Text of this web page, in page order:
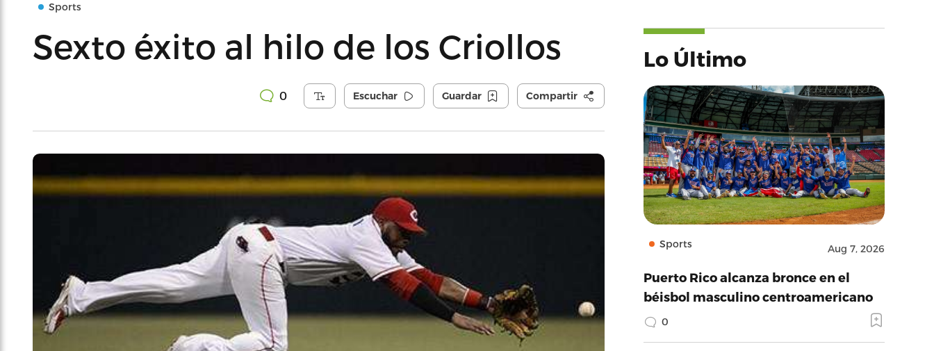
Sports
Sexto éxito al hilo de los Criollos
0 Escuchar Guardar Compartir
Lo Último
Sports Aug 7, 2026
Puerto Rico alcanza bronce en el
béisbol masculino centroamericano
0